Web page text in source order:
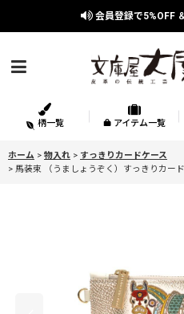
会員登録で5%OFF
柄一覧 アイテム一覧
ホーム > 物入れ > すっきりカードケース
> 馬装束 （うましょうぞく）すっきりカード